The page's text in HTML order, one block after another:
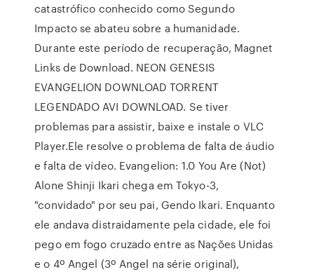
catastrófico conhecido como Segundo
Impacto se abateu sobre a humanidade.
Durante este período de recuperação, Magnet
Links de Download. NEON GENESIS
EVANGELION DOWNLOAD TORRENT
LEGENDADO AVI DOWNLOAD. Se tiver
problemas para assistir, baixe e instale o VLC
Player.Ele resolve o problema de falta de áudio
e falta de vídeo. Evangelion: 1.0 You Are (Not)
Alone Shinji Ikari chega em Tokyo-3,
"convidado" por seu pai, Gendo Ikari. Enquanto
ele andava distraidamente pela cidade, ele foi
pego em fogo cruzado entre as Nações Unidas
e o 4º Angel (3º Angel na série original),